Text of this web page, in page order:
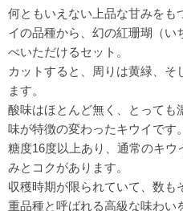
何ともいえない上品な甘みをも
イの品種から、幻の紅珊瑚（い
べいただけるセット。
カットすると、周りは黄緑、そ
ます。
酸味はほとんど無く、とっても
味が特徴の変わったキウイです。
糖度16度以上あり、通常のキ
みとコクがあります。
収穫時期が限られていて、数
重品種と呼ばれる高級な味わい